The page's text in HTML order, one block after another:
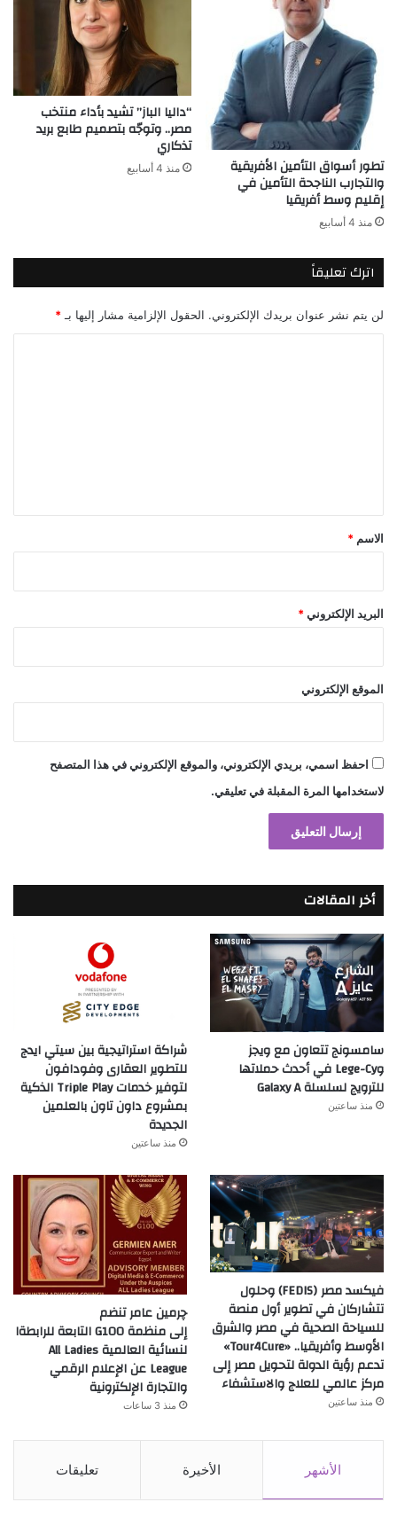
تطور أسواق التأمين الأفريقية
والتجارب الناجحة التأمين في
إقليم وسط أفريقيا
منذ 4 أسابيع
“داليا الباز” تشيد بأداء منتخب
مصر.. وتوجّه بتصميم طابع بريد
تذكاري
منذ 4 أسابيع
اترك تعليقاً
لن يتم نشر عنوان بريدك الإلكتروني. الحقول الإلزامية مشار إليها بـ *
*
الاسم *
البريد الإلكتروني *
الموقع الإلكتروني
احفظ اسمي، بريدي الإلكتروني، والموقع الإلكتروني في هذا المتصفح
لاستخدامها المرة المقبلة في تعليقي.
أخر المقالات
سامسونج تتعاون مع ويجز
وLege-Cy في أحدث حملاتها
للترويج لسلسلة Galaxy A
منذ ساعتين
شراكة استراتيجية بين سيتي ايدج
للتطوير العقارى وفودافون
لتوفير خدمات Triple Play الذكية
بمشروع داون تاون بالعلمين
الجديدة
منذ ساعتين
فيكسد مصر (FEDIS) وحلول
تتشاركان في تطوير أول منصة
للسياحة الصحية في مصر والشرق
الأوسط وأفريقيا.. «Tour4Cure»
تدعم رؤية الدولة لتحويل مصر إلى
مركز عالمي للعلاج والاستشفاء
منذ ساعتين
چرمين عامر تنضم
إلى منظمة G100 التابعة للرابطةا
لنسائية العالمية All Ladies
League عن الإعلام الرقمي
والتجارة الإلكترونية
منذ 3 ساعات
الأشهر الأخيرة تعليقات